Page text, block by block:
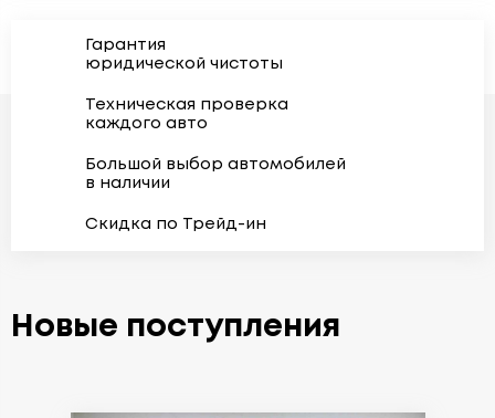
Гарантия
юридической чистоты
Техническая проверка
каждого авто
Большой выбор автомобилей
в наличии
Скидка по Трейд-ин
Новые поступления